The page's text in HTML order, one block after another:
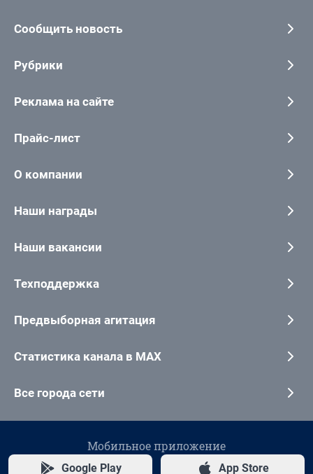
Сообщить новость
Рубрики
Реклама на сайте
Прайс-лист
О компании
Наши награды
Наши вакансии
Техподдержка
Предвыборная агитация
Статистика канала в MAX
Все города сети
Мобильное приложение
Google Play App Store